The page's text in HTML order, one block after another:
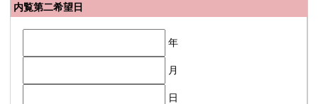
内覧第二希望日
年
月
日